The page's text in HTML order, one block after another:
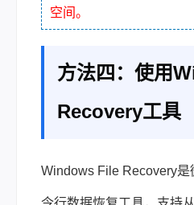
空间。
方法四：使用
Recovery工具
Windows File Recovery